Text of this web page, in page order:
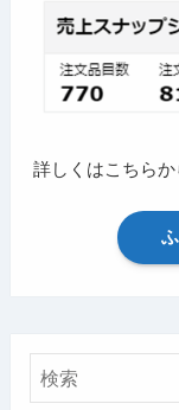
詳しくはこちらか